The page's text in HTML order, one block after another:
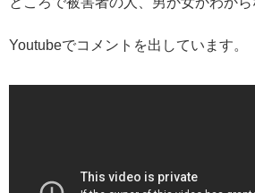
Youtubeでコメントを出しています。